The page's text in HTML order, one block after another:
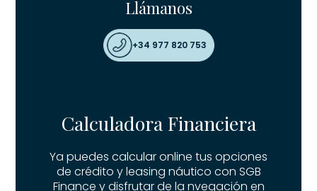
Llámanos
+34 977 820 753
Calculadora Financiera
Ya puedes calcular online tus opciones
de crédito y leasing náutico con SGB
Finance y disfrutar de la nvegación en